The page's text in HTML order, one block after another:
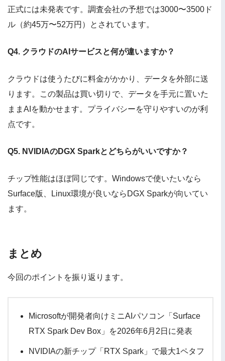
正式には未発表です。調査会社の予想では3000〜3500ド
ル（約45万〜52万円）とされています。
Q4. クラウドのAIサービスと何が違いますか？
クラウドは使うたびに料金がかかり、データを外部に送
ります。この製品は買い切りで、データを手元に置いた
ままAIを動かせます。プライバシーを守りやすいのが利
点です。
Q5. NVIDIAのDGX Sparkとどちらがいいですか？
チップ性能はほぼ同じです。Windowsで使いたいなら
Surface版、Linux環境が良いならDGX Sparkが向いてい
ます。
まとめ
今回のポイントを振り返ります。
Microsoftが開発者向けミニAIパソコン「Surface
RTX Spark Dev Box」を2026年6月2日に発表
NVIDIAの新チップ「RTX Spark」で最大1ペタフ